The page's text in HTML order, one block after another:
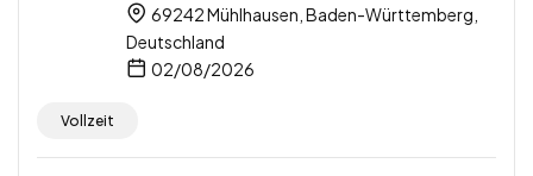
69242 Mühlhausen, Baden-Württemberg,
Deutschland
02/08/2026
Vollzeit